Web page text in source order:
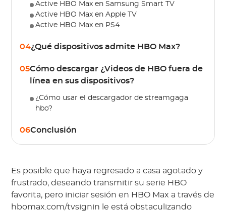
Active HBO Max en Samsung Smart TV
Active HBO Max en Apple TV
Active HBO Max en PS4
04¿Qué dispositivos admite HBO Max?
05Cómo descargar ¿Videos de HBO fuera de
línea en sus dispositivos?
¿Cómo usar el descargador de streamgaga
hbo?
06Conclusión
Es posible que haya regresado a casa agotado y
frustrado, deseando transmitir su serie HBO
favorita, pero iniciar sesión en HBO Max a través de
hbomax.com/tvsignin le está obstaculizando